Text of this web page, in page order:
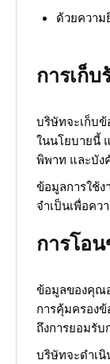
ด้วยควา
การเก็
บริษัทจะเก็บ
ในนโยบายนี้
พิพาท และบัง
ข้อมูลการใช้ง
จำเป็นเพื่อค
การโอ
ข้อมูลของคุณ
การคุ้มครอง
ถึงการยอมรับ
บริษัทจะดำเ